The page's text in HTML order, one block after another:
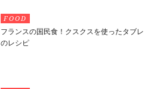
FOOD
フランスの国民食！クスクスを使ったタブレ
のレシピ